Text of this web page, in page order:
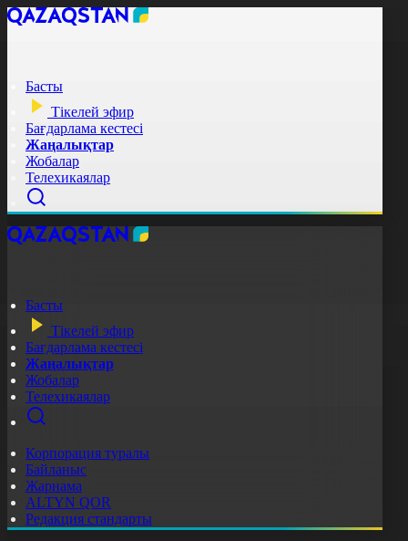
Басты
Тікелей эфир
Бағдарлама кестесі
Жаңалықтар
Жобалар
Телехикаялар
Басты
Тікелей эфир
Бағдарлама кестесі
Жаңалықтар
Жобалар
Телехикаялар
Корпорация туралы
Байланыс
Жарнама
ALTYN QOR
Редакция стандарты